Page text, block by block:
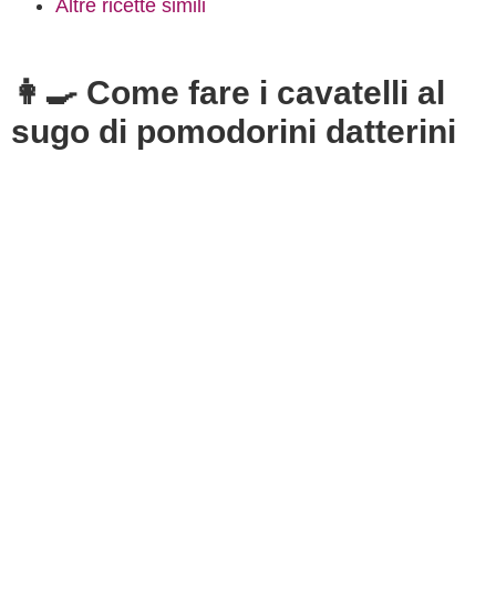
Altre ricette simili
👩‍🍳 Come fare i cavatelli al
sugo di pomodorini datterini